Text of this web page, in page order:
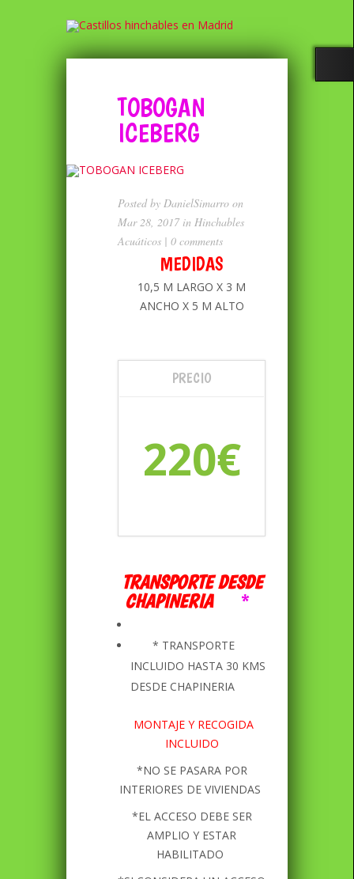
TOBOGAN
ICEBERG
Posted by DanielSimarro on
Mar 28, 2017 in Hinchables
Acuáticos | 0 comments
MEDIDAS
10,5 M LARGO X 3 M
ANCHO X 5 M ALTO
PRECIO
220€
TRANSPORTE DESDE
CHAPINERIA*
* TRANSPORTE
INCLUIDO HASTA 30 KMS
DESDE CHAPINERIA
MONTAJE Y RECOGIDA
INCLUIDO
*NO SE PASARA POR
INTERIORES DE VIVIENDAS
*EL ACCESO DEBE SER
AMPLIO Y ESTAR
HABILITADO